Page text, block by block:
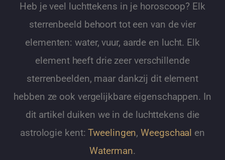
Heb je veel luchttekens in je horoscoop? Elk
sterrenbeeld behoort tot een van de vier
elementen: water, vuur, aarde en lucht. Elk
element heeft drie zeer verschillende
sterrenbeelden, maar dankzij dit element
hebben ze ook vergelijkbare eigenschappen. In
dit artikel duiken we in de luchttekens die
astrologie kent:Tweelingen,Weegschaal en
Waterman.